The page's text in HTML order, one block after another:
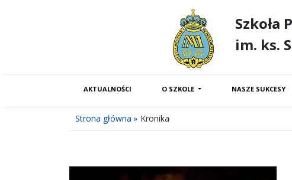
Szkoła
im. ks.
AKTUALNOŚCI O SZKOLE NASZE SUKCESY
Strona główna Kronika